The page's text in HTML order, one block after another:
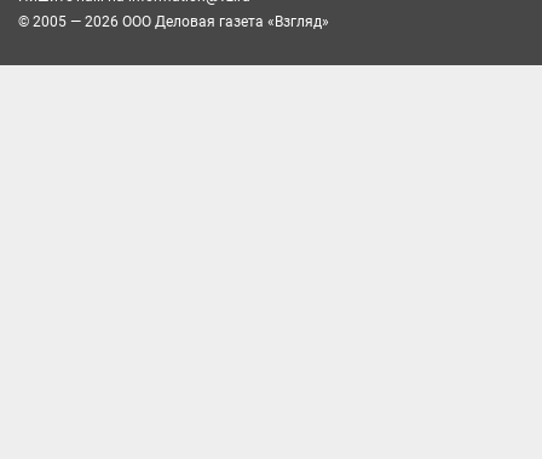
© 2005 — 2026 ООО Деловая газета «Взгляд»